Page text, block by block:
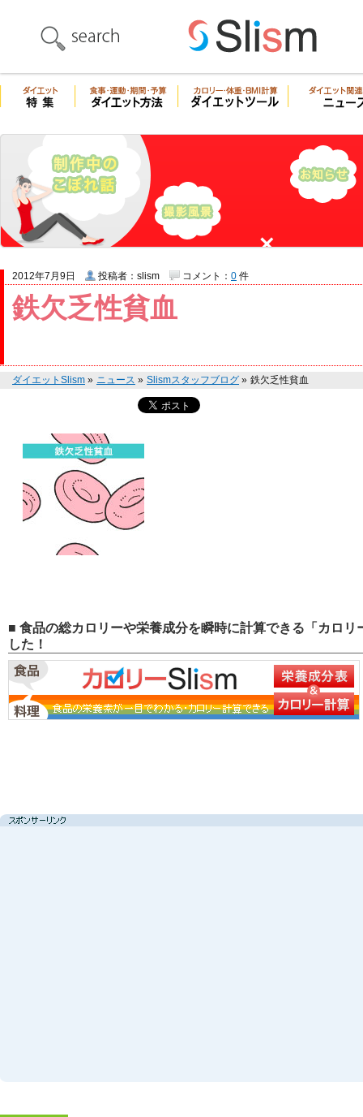
鉄欠乏性貧血
2012年7月9日 投稿者：slism コメント： 0 件
ダイエットSlism » ニュース » Slismスタッフブログ » 鉄欠乏性貧血
■ 食品の総カロリーや栄養成分を瞬時に計算できる「カロ
した！